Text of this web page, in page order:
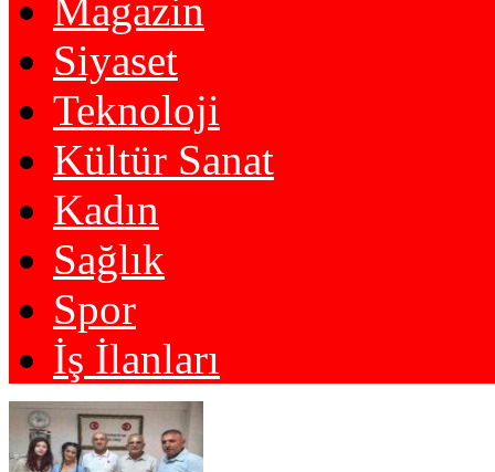
Magazin
Siyaset
Teknoloji
Kültür Sanat
Kadın
Sağlık
Spor
İş İlanları